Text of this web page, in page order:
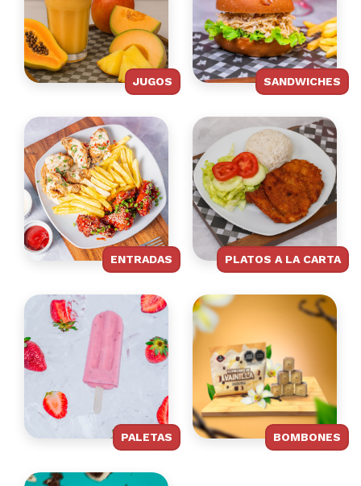
JUGOS SANDWICHES
ENTRADAS PLATOS A LA CARTA
PALETAS BOMBONES